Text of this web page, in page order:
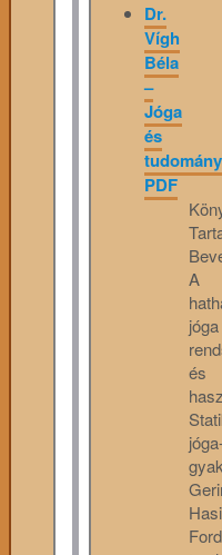
Dr.
Vígh
Béla
–
Jóga
és
tudomány
PDF
A
jóga
és